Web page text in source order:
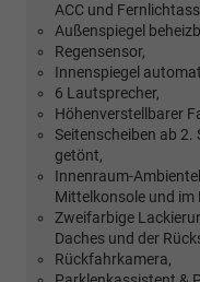
ACC und
Außenspiegel
Regensensor,
Innenspiegel
6 Lautsprecher,
Höhenverstellbarer
Seitenscheiben ab 2.
getönt,
Innenraum-
Mittelkonsole und im
Zweifarbige
Daches und der
Rückfahrkamera,